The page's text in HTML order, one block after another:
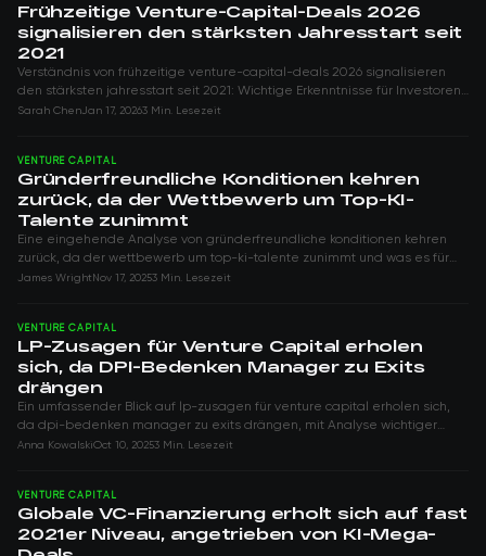
Frühzeitige Venture-Capital-Deals 2026
signalisieren den stärksten Jahresstart seit
2021
Verständnis von frühzeitige venture-capital-deals 2026 signalisieren
den stärksten jahresstart seit 2021: Wichtige Erkenntnisse für Investoren
in der sich wa...
Sarah Chen Jan 17, 20263 Min. Lesezeit
VENTURE CAPITAL
Gründerfreundliche Konditionen kehren
zurück, da der Wettbewerb um Top-KI-
Talente zunimmt
Eine eingehende Analyse von gründerfreundliche konditionen kehren
zurück, da der wettbewerb um top-ki-talente zunimmt und was es für
Investoren im Bereich Ve...
James WrightNov 17, 20253 Min. Lesezeit
VENTURE CAPITAL
LP-Zusagen für Venture Capital erholen
sich, da DPI-Bedenken Manager zu Exits
drängen
Ein umfassender Blick auf lp-zusagen für venture capital erholen sich,
da dpi-bedenken manager zu exits drängen, mit Analyse wichtiger
Trends, Marktdynamiken...
Anna KowalskiOct 10, 20253 Min. Lesezeit
VENTURE CAPITAL
Globale VC-Finanzierung erholt sich auf fast
2021er Niveau, angetrieben von KI-Mega-